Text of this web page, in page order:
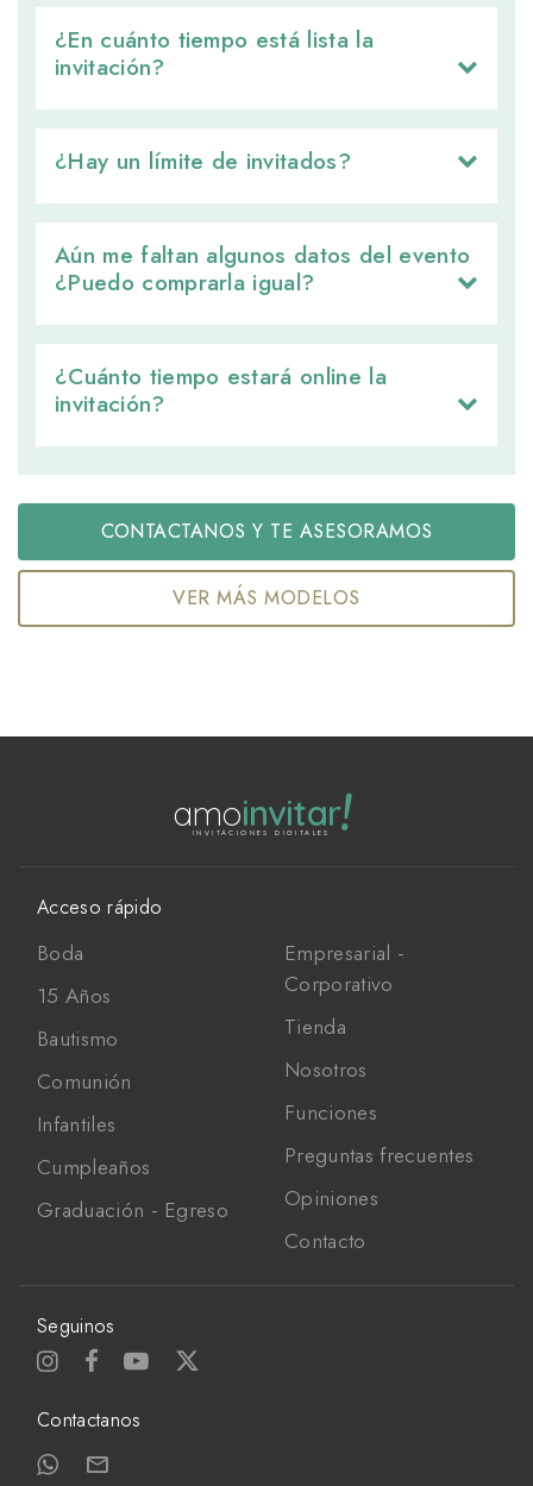
¿En cuánto tiempo está lista la
invitación?
¿Hay un límite de invitados?
Aún me faltan algunos datos del evento
¿Puedo comprarla igual?
¿Cuánto tiempo estará online la
invitación?
CONTACTANOS Y TE ASESORAMOS
VER MÁS MODELOS
amoinvitar!
INVITACIONES DIGITALES
Acceso rápido
Boda
15 Años
Bautismo
Comunión
Infantiles
Cumpleaños
Graduación - Egreso
Empresarial -
Corporativo
Tienda
Nosotros
Funciones
Preguntas frecuentes
Opiniones
Contacto
Seguinos
Contactanos